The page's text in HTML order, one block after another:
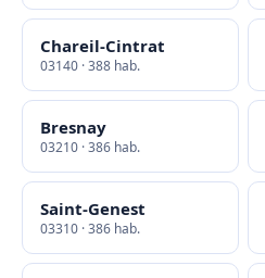
Chareil-Cintrat
03140 · 388 hab.
Bresnay
03210 · 386 hab.
Saint-Genest
03310 · 386 hab.